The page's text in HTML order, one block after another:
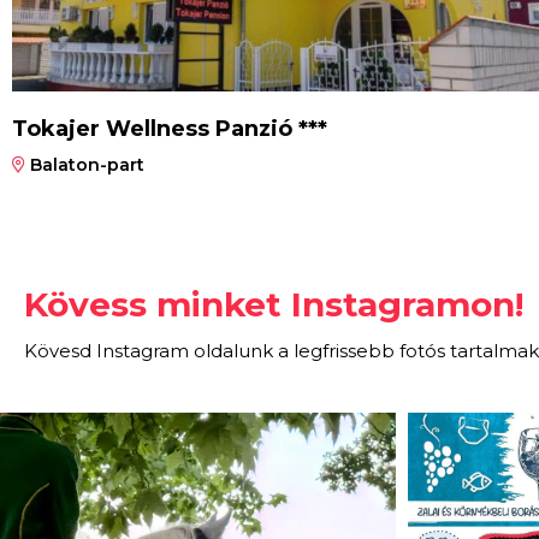
Tokajer Wellness Panzió ***
Balaton-part
Kövess minket Instagramon!
Kövesd Instagram oldalunk a legfrissebb fotós